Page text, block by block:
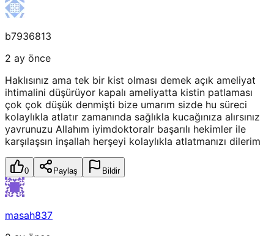
b7936813
2 ay önce
Haklısınız ama tek bir kist olması demek açık ameliyat
ihtimalini düşürüyor kapalı ameliyatta kistin patlaması
çok çok düşük denmişti bize umarım sizde hu süreci
kolaylıkla atlatır zamanında sağlıkla kucağınıza alırsınız
yavrunuzu Allahım iyimdoktoralr başarılı hekimler ile
karşılaşsın inşallah herşeyi kolaylıkla atlatmanızı dilerim
0 Paylaş Bildir
masah837